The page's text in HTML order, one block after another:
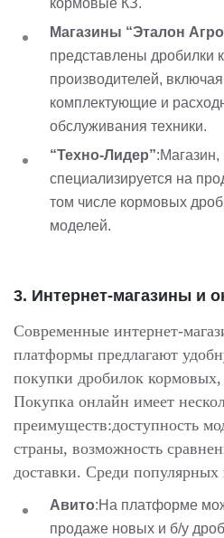
кормовые КЗ.
Магазины “Эталон
представлены дробилки
производителей,
комплектующие и
обслуживания техники.
“Техно-Лидер”:Магазин,
специализируется на
том числе кормовых
моделей.
3. Интернет-магазины и
Современные интернет-
платформы предлагают
покупки дробилок
Покупка онлайн имеет
преимуществ:доступность
страны, возможность
доставки. Среди
Авито:На платформе
продаже новых и б/у